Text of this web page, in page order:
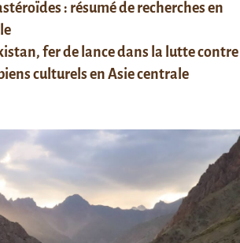
: résumé de recherches en
fer de lance dans la lutte contre
culturels en Asie centrale